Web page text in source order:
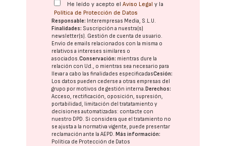
He leído y acepto elAviso Legal y la
Política de Protección de Datos
Responsable: Interempresas Media, S.L.U.
Finalidades: Suscripción a nuestra(s)
newsletter(s). Gestión de cuenta de usuario.
Envío de emails relacionados con la misma o
relativos a intereses similares o
asociados.Conservación: mientras dure la
relación con Ud., o mientras sea necesario para
llevar a cabo las finalidades especificadasCesión:
Los datos pueden cederse a otras empresas del
grupo por motivos de gestión interna. Derechos:
Acceso, rectificación, oposición, supresión,
portabilidad, limitación del tratatamiento y
decisiones automatizadas: contacte con
nuestro DPD. Si considera que el tratamiento no
se ajusta a la normativa vigente, puede presentar
reclamación ante laAEPD. Más información:
Política de Protección de Datos